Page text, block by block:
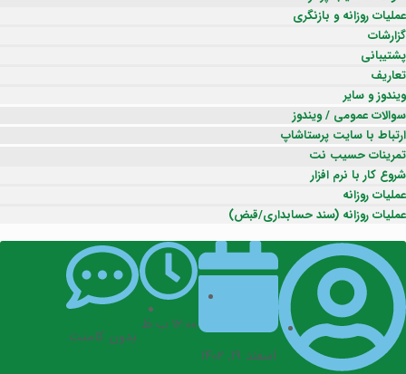
عملیات روزانه و بازنگری
گزارشات
پشتیبانی
تعاریف
ویندوز و سایر
سوالات عمومی / ویندوز
ارتباط با سایت پرستاشاپ
تمرینات حسیب نت
شروع کار با نرم افزار
عملیات روزانه
عملیات روزانه (سند حسابداری/قبض)
اسفند ۱۹, ۱۴۰۲
۱۲:۰۰ ب.ظ
بدون کامنت